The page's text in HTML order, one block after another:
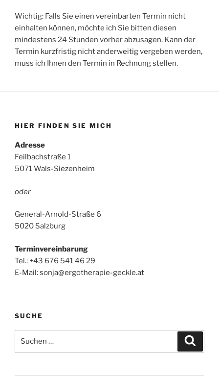
Wichtig: Falls Sie einen vereinbarten Termin nicht
einhalten können, möchte ich Sie bitten diesen
mindestens 24 Stunden vorher abzusagen. Kann der
Termin kurzfristig nicht anderweitig vergeben werden,
muss ich Ihnen den Termin in Rechnung stellen.
HIER FINDEN SIE MICH
Adresse
Feilbachstraße 1
5071 Wals-Siezenheim
oder
General-Arnold-Straße 6
5020 Salzburg
Terminvereinbarung
Tel.: +43 676 541 46 29
E-Mail: sonja@ergotherapie-geckle.at
SUCHE
nach: